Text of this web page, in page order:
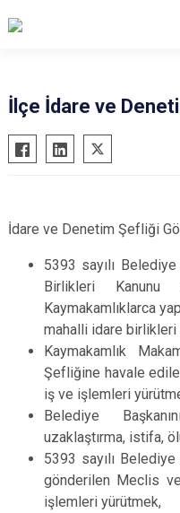
Alpu
Beylikova
Günyüzü
Mahmudiye
İlçe İdare ve
İdare ve Denetim Şefliği
5393 sayılı
Birlikleri Kanunu
Kaymakamlıklarca
mahalli idare
Kaymakamlık
Şefliğine havale
iş ve işlemleri
Belediye
uzaklaştırma, istifa,
5393 sayılı Belediye
gönderilen Meclis
işlemleri yürütmek,